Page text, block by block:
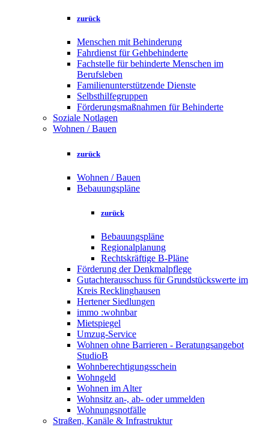
zurück
Menschen mit Behinderung
Fahrdienst für Gehbehinderte
Fachstelle für behinderte Menschen im
Berufsleben
Familienunterstützende Dienste
Selbsthilfegruppen
Förderungsmaßnahmen für Behinderte
Soziale Notlagen
Wohnen / Bauen
zurück
Wohnen / Bauen
Bebauungspläne
zurück
Bebauungspläne
Regionalplanung
Rechtskräftige B-Pläne
Förderung der Denkmalpflege
Gutachterausschuss für Grundstückswerte im
Kreis Recklinghausen
Hertener Siedlungen
immo :wohnbar
Mietspiegel
Umzug-Service
Wohnen ohne Barrieren - Beratungsangebot
StudioB
Wohnberechtigungsschein
Wohngeld
Wohnen im Alter
Wohnsitz an-, ab- oder ummelden
Wohnungsnotfälle
Straßen, Kanäle & Infrastruktur